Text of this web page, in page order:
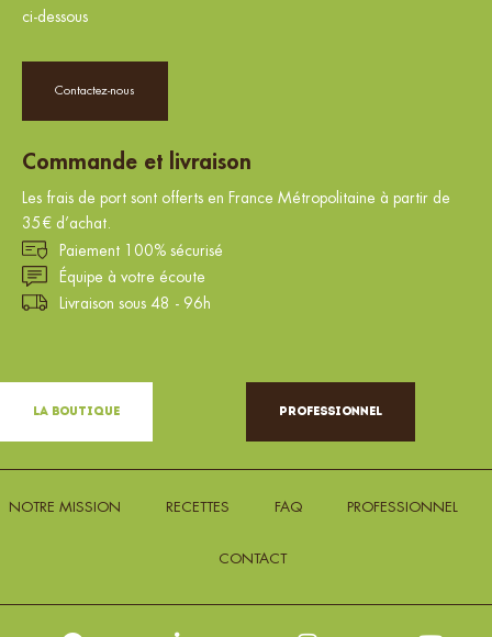
ci-dessous
Contactez-nous
Commande et livraison
Les frais de port sont offerts en France Métropolitaine à partir de
35€ d’achat.
Paiement 100% sécurisé
Équipe à votre écoute
Livraison sous 48 - 96h
La Boutique Professionnel
NOTRE MISSION RECETTES FAQ PROFESSIONNEL
CONTACT